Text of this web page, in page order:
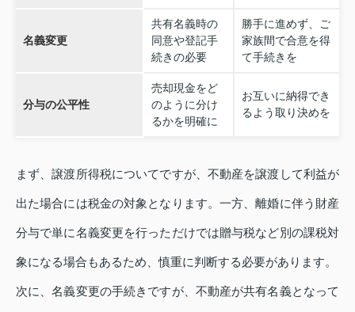
名義変更
共有名義時の
同意や登記手
続きの必要
勝手に進めず、ご
家族間で合意を得
て手続きを
分与の公平性
売却現金をど
のように分け
るかを明確に
お互いに納得でき
るよう取り決めを
まず、譲渡所得税についてですが、不動産を譲渡して利益が
出た場合には税金の対象となります。一方、離婚に伴う財産
分与で単に名義変更を行っただけでは贈与税など別の課税対
象になる場合もあるため、慎重に判断する必要があります。
次に、名義変更の手続きですが、不動産が共有名義となって